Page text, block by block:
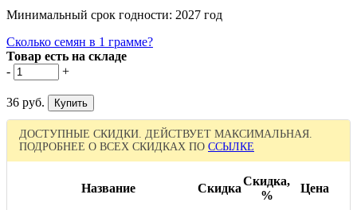
Минимальный срок годности: 2027 год
Сколько семян в 1 грамме?
Товар есть на складе
-
+
36 руб.
ДОСТУПНЫЕ СКИДКИ. ДЕЙСТВУЕТ МАКСИМАЛЬНАЯ.
ПОДРОБНЕЕ О ВСЕХ СКИДКАХ ПО ССЫЛКЕ
Название Скидка
Скидка,
%
Цена